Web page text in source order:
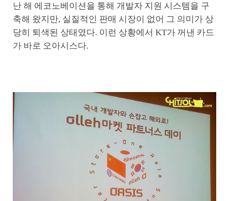
난 해 에코노베이션을 통해 개발자 지원 시스템을 구
축해 왔지만, 실질적인 판매 시장이 없어 그 의미가 상
당히 퇴색된 상태였다. 이런 상황에서 KT가 꺼낸 카드
가 바로 오아시스다.